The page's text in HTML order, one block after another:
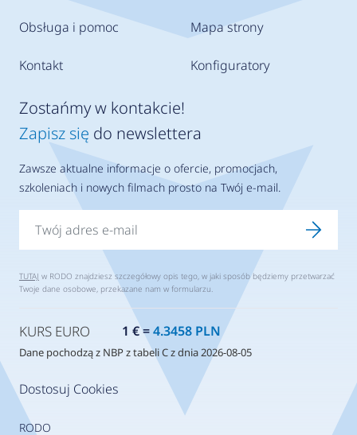
Obsługa i pomoc
Kontakt
Mapa strony
Konfiguratory
Dostosuj Cookies
RODO
Zostańmy w kontakcie!
Zapisz się do newslettera
Zawsze aktualne informacje o ofercie, promocjach,
szkoleniach i nowych filmach prosto na Twój e-mail.
TUTAJ w RODO znajdziesz szczegółowy opis tego, w jaki sposób będziemy przetwarzać
Twoje dane osobowe, przekazane nam w formularzu.
KURS EURO 1 € =4.3458 PLN
Dane pochodzą z NBP z tabeli C z dnia 2026-08-05